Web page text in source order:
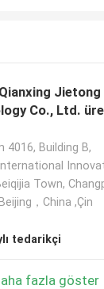
Jietong
Co., Ltd.
4016, Building B,
Town,
，China ,Çin
tedarikçi
fazla göster